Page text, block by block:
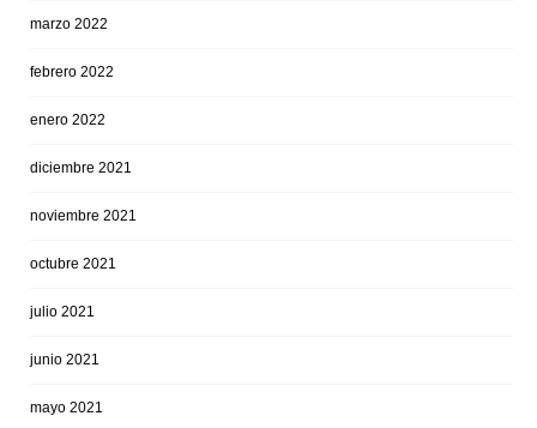
marzo 2022
febrero 2022
enero 2022
diciembre 2021
noviembre 2021
octubre 2021
julio 2021
junio 2021
mayo 2021